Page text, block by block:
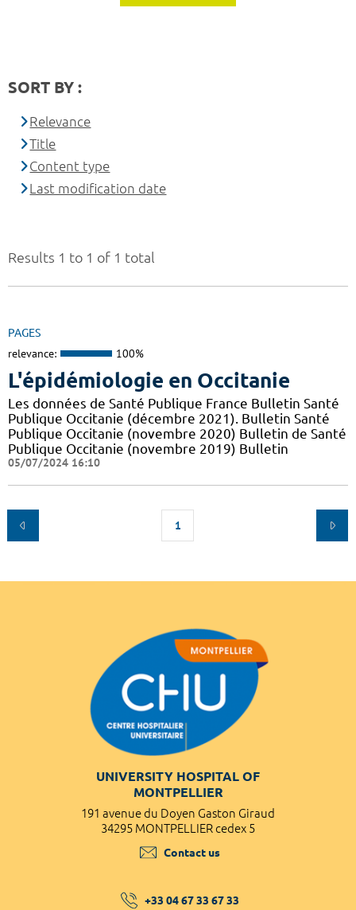
Results 1 to 1 of 1 total
PAGES
relevance: 100%
L'épidémiologie en Occitanie
Les données de Santé Publique France Bulletin Santé
Publique Occitanie (décembre 2021). Bulletin Santé
Publique Occitanie (novembre 2020) Bulletin de Santé
Publique Occitanie (novembre 2019) Bulletin
05/07/2024 16:10
1
SORT BY :
Relevance
Title
Content type
Last modification date
UNIVERSITY HOSPITAL OF
MONTPELLIER
191 avenue du Doyen Gaston Giraud
34295 MONTPELLIER cedex 5
Contact us
+33 04 67 33 67 33